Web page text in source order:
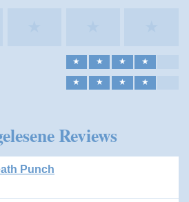
★ ★ ★ ★
★ ★ ★ ★
Reviews
Punch